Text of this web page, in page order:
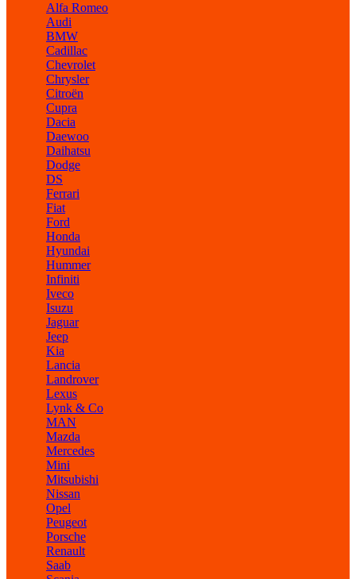
Alfa Romeo
Audi
BMW
Cadillac
Chevrolet
Chrysler
Citroën
Cupra
Dacia
Daewoo
Daihatsu
Dodge
DS
Ferrari
Fiat
Ford
Honda
Hyundai
Hummer
Infiniti
Iveco
Isuzu
Jaguar
Jeep
Kia
Lancia
Landrover
Lexus
Lynk & Co
MAN
Mazda
Mercedes
Mini
Mitsubishi
Nissan
Opel
Peugeot
Porsche
Renault
Saab